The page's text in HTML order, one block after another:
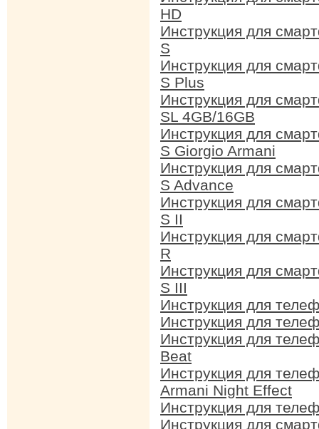
HD
Инструкция для
S
Инструкция для
S Plus
Инструкция для
SL 4GB/16GB
Инструкция для
S Giorgio Armani
Инструкция для
S Advance
Инструкция для
S II
Инструкция для
R
Инструкция для
S III
Инструкция для
Инструкция для
Инструкция для
Beat
Инструкция для
Armani Night Effect
Инструкция для
Инструкция для